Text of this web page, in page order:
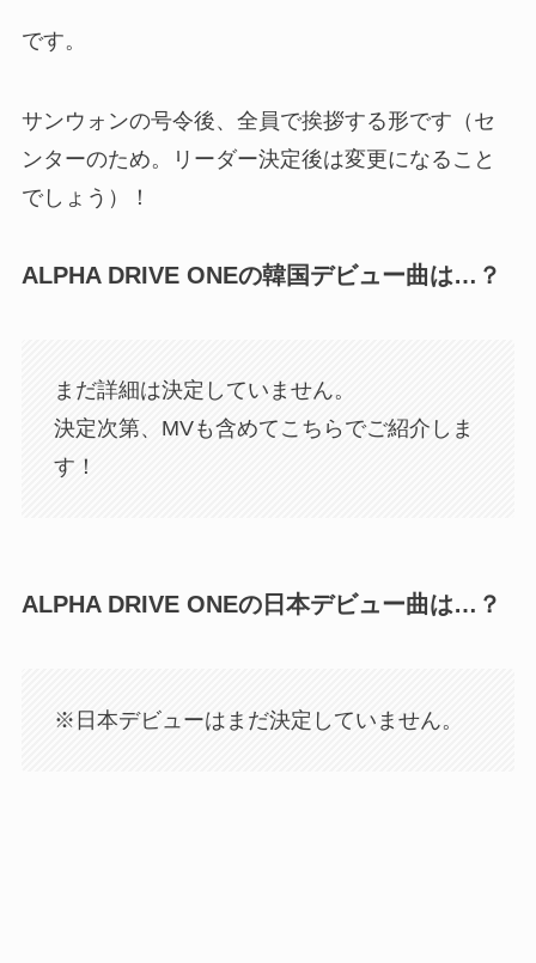
です。
サンウォンの号令後、全員で挨拶する形です（セ
ンターのため。リーダー決定後は変更になること
でしょう）！
ALPHA DRIVE ONEの韓国デビュー曲は…？
まだ詳細は決定していません。
決定次第、MVも含めてこちらでご紹介しま
す！
ALPHA DRIVE ONEの日本デビュー曲は…？
※日本デビューはまだ決定していません。